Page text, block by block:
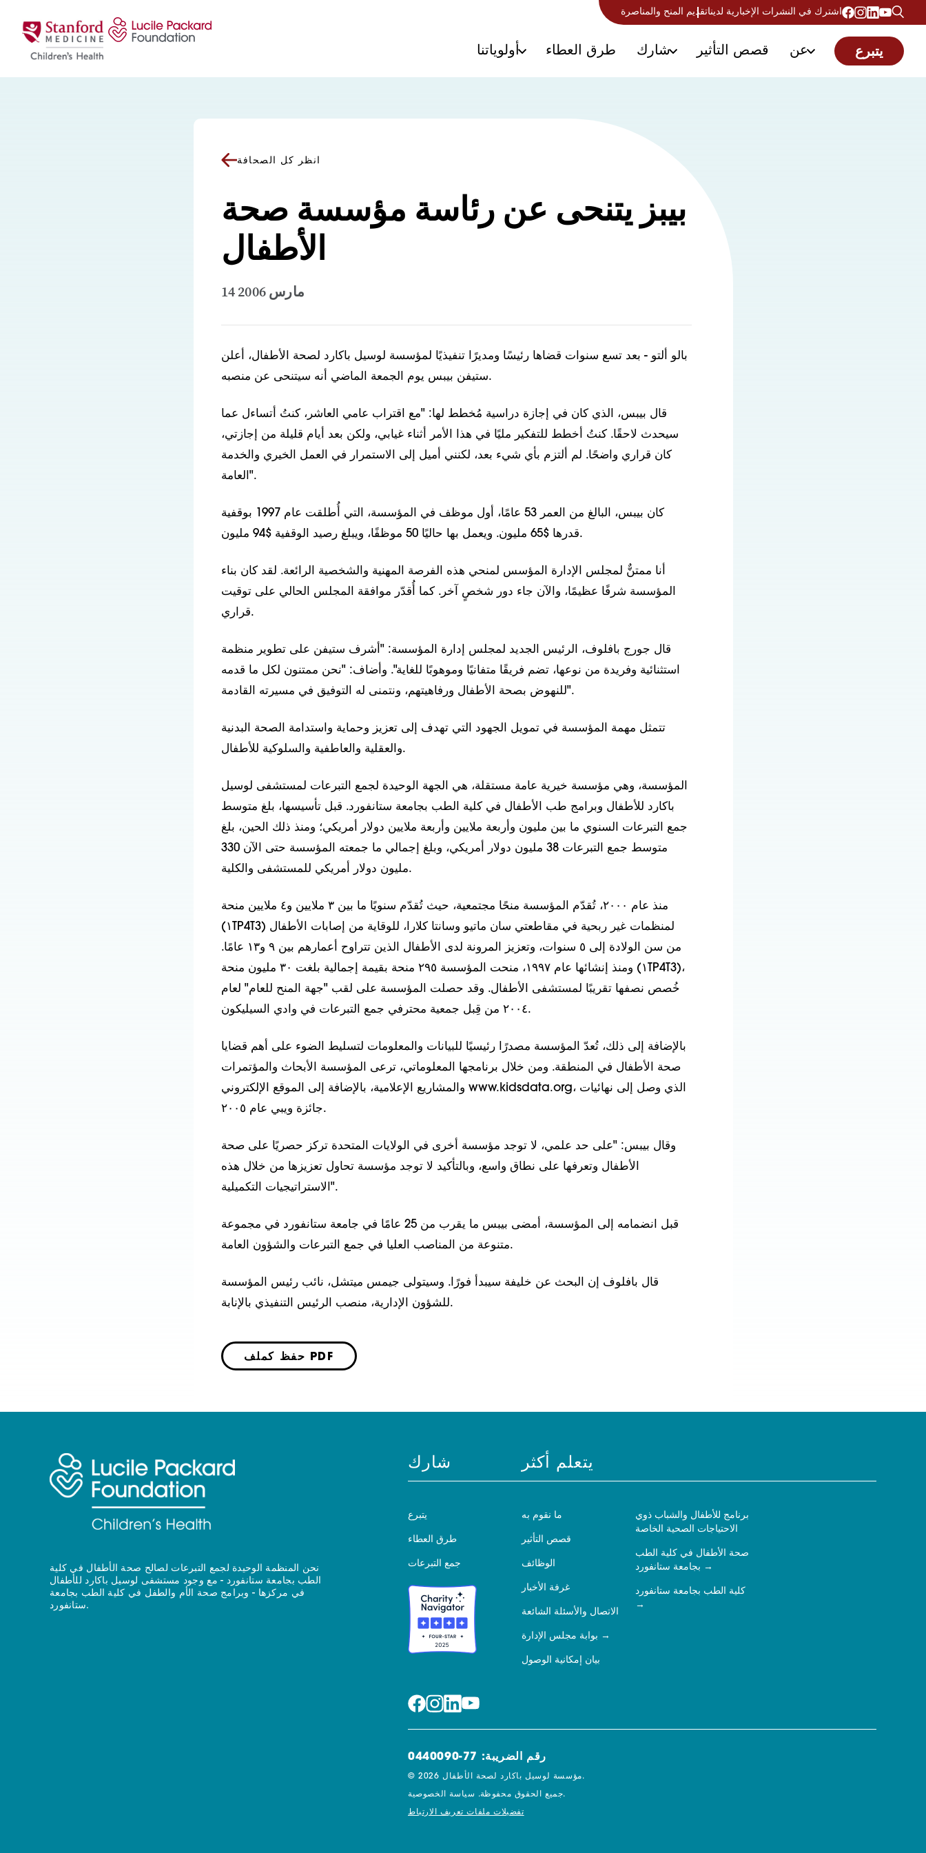
تقديم المنح والمناصرةاشترك في النشرات الإخبارية لدينا
أولوياتنا طرق العطاء شارك قصص التأثير عن يتبرع
انظر كل الصحافة
بيبز يتنحى عن رئاسة مؤسسة صحة
الأطفال
14 مارس 2006
بالو ألتو - بعد تسع سنوات قضاها رئيسًا ومديرًا تنفيذيًا لمؤسسة لوسيل باكارد لصحة الأطفال، أعلن
ستيفن بيبس يوم الجمعة الماضي أنه سيتنحى عن منصبه.
قال بيبس، الذي كان في إجازة دراسية مُخطط لها: "مع اقتراب عامي العاشر، كنتُ أتساءل عما
سيحدث لاحقًا. كنتُ أخطط للتفكير مليًا في هذا الأمر أثناء غيابي، ولكن بعد أيام قليلة من إجازتي،
كان قراري واضحًا. لم ألتزم بأي شيء بعد، لكنني أميل إلى الاستمرار في العمل الخيري والخدمة
العامة".
كان بيبس، البالغ من العمر 53 عامًا، أول موظف في المؤسسة، التي أُطلقت عام 1997 بوقفية
قدرها $65 مليون. ويعمل بها حاليًا 50 موظفًا، ويبلغ رصيد الوقفية $94 مليون.
أنا ممتنٌّ لمجلس الإدارة المؤسس لمنحي هذه الفرصة المهنية والشخصية الرائعة. لقد كان بناء
المؤسسة شرفًا عظيمًا، والآن جاء دور شخصٍ آخر. كما أُقدّر موافقة المجلس الحالي على توقيت
قراري.
قال جورج بافلوف، الرئيس الجديد لمجلس إدارة المؤسسة: "أشرف ستيفن على تطوير منظمة
استثنائية وفريدة من نوعها، تضم فريقًا متفانيًا وموهوبًا للغاية". وأضاف: "نحن ممتنون لكل ما قدمه
للنهوض بصحة الأطفال ورفاهيتهم، ونتمنى له التوفيق في مسيرته القادمة".
تتمثل مهمة المؤسسة في تمويل الجهود التي تهدف إلى تعزيز وحماية واستدامة الصحة البدنية
والعقلية والعاطفية والسلوكية للأطفال.
المؤسسة، وهي مؤسسة خيرية عامة مستقلة، هي الجهة الوحيدة لجمع التبرعات لمستشفى لوسيل
باكارد للأطفال وبرامج طب الأطفال في كلية الطب بجامعة ستانفورد. قبل تأسيسها، بلغ متوسط
جمع التبرعات السنوي ما بين مليون وأربعة ملايين وأربعة ملايين دولار أمريكي؛ ومنذ ذلك الحين، بلغ
متوسط جمع التبرعات 38 مليون دولار أمريكي، وبلغ إجمالي ما جمعته المؤسسة حتى الآن 330
مليون دولار أمريكي للمستشفى والكلية.
منذ عام ٢٠٠٠، تُقدّم المؤسسة منحًا مجتمعية، حيث تُقدّم سنويًا ما بين ٣ ملايين و٤ ملايين منحة
(١TP4T3) لمنظمات غير ربحية في مقاطعتي سان ماتيو وسانتا كلارا، للوقاية من إصابات الأطفال
من سن الولادة إلى ٥ سنوات، وتعزيز المرونة لدى الأطفال الذين تتراوح أعمارهم بين ٩ و١٣ عامًا.
ومنذ إنشائها عام ١٩٩٧، منحت المؤسسة ٢٩٥ منحة بقيمة إجمالية بلغت ٣٠ مليون منحة (١TP4T3)،
خُصص نصفها تقريبًا لمستشفى الأطفال. وقد حصلت المؤسسة على لقب "جهة المنح للعام" لعام
٢٠٠٤ من قِبل جمعية محترفي جمع التبرعات في وادي السيليكون.
بالإضافة إلى ذلك، تُعدّ المؤسسة مصدرًا رئيسيًا للبيانات والمعلومات لتسليط الضوء على أهم قضايا
صحة الأطفال في المنطقة. ومن خلال برنامجها المعلوماتي، ترعى المؤسسة الأبحاث والمؤتمرات
والمشاريع الإعلامية، بالإضافة إلى الموقع الإلكتروني www.kidsdata.org، الذي وصل إلى نهائيات
جائزة ويبي عام ٢٠٠٥.
وقال بيبس: "على حد علمي، لا توجد مؤسسة أخرى في الولايات المتحدة تركز حصريًا على صحة
الأطفال وتعرفها على نطاق واسع، وبالتأكيد لا توجد مؤسسة تحاول تعزيزها من خلال هذه
الاستراتيجيات التكميلية".
قبل انضمامه إلى المؤسسة، أمضى بيبس ما يقرب من 25 عامًا في جامعة ستانفورد في مجموعة
متنوعة من المناصب العليا في جمع التبرعات والشؤون العامة.
قال بافلوف إن البحث عن خليفة سيبدأ فورًا. وسيتولى جيمس ميتشل، نائب رئيس المؤسسة
للشؤون الإدارية، منصب الرئيس التنفيذي بالإنابة.
حفظ كملف PDF
نحن المنظمة الوحيدة لجمع التبرعات لصالح صحة الأطفال في كلية
الطب بجامعة ستانفورد - مع وجود مستشفى لوسيل باكارد للأطفال
في مركزها - وبرامج صحة الأم والطفل في كلية الطب بجامعة
ستانفورد.
شارك
يتبرع
طرق العطاء
جمع التبرعات
يتعلم أكثر
ما نقوم به
قصص التأثير
الوظائف
غرفة الأخبار
الاتصال والأسئلة الشائعة
بوابة مجلس الإدارة
بيان إمكانية الوصول
برنامج للأطفال والشباب ذوي
الاحتياجات الصحية الخاصة
صحة الأطفال في كلية الطب
بجامعة ستانفورد
كلية الطب بجامعة ستانفورد
رقم الضريبة: 77-0440090
© 2026 مؤسسة لوسيل باكارد لصحة الأطفال.
جميع الحقوق محفوظة.سياسة الخصوصية.
تفضيلات ملفات تعريف الارتباط